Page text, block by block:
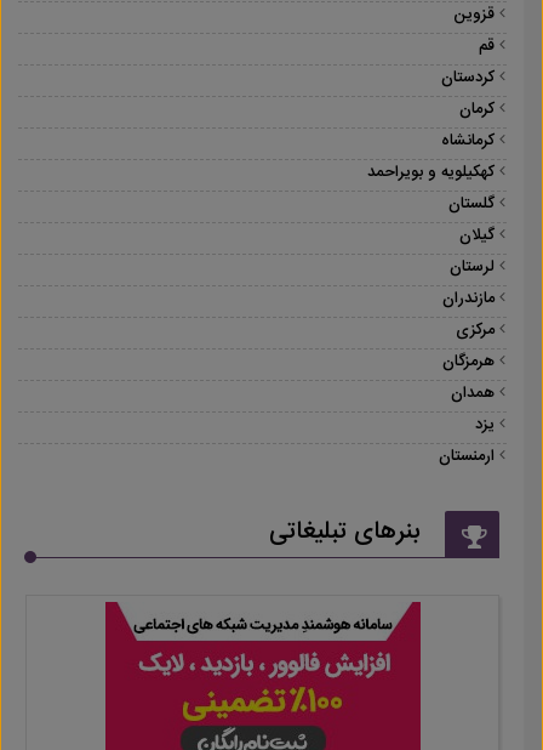
قزوین
قم
کردستان
کرمان
کرمانشاه
کهکیلویه و بویراحمد
گلستان
گیلان
لرستان
مازندران
مرکزی
هرمزگان
همدان
یزد
ارمنستان
بنرهای تبلیغاتی